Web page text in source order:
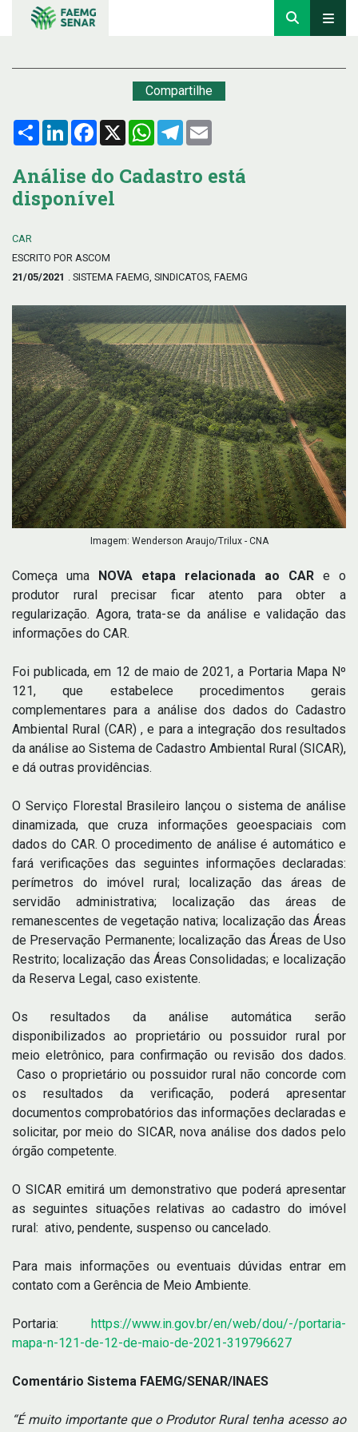
Compartilhe
Compartilhar
LinkedInFacebook
X WhatsApp
Telegram
Análise do Cadastro está
disponível
CAR
ESCRITO POR ASCOM
21/05/2021 . SISTEMA FAEMG, SINDICATOS, FAEMG
Imagem: Wenderson Araujo/Trilux - CNA
Começa uma NOVA etapa relacionada ao CAR e o
produtor rural precisar ficar atento para obter a
regularização. Agora, trata-se da análise e validação das
informações do CAR.
Foi publicada, em 12 de maio de 2021, a Portaria Mapa Nº
121, que estabelece procedimentos gerais
complementares para a análise dos dados do Cadastro
Ambiental Rural (CAR) , e para a integração dos resultados
da análise ao Sistema de Cadastro Ambiental Rural (SICAR),
e dá outras providências.
O Serviço Florestal Brasileiro lançou o sistema de análise
dinamizada, que cruza informações geoespaciais com
dados do CAR. O procedimento de análise é automático e
fará verificações das seguintes informações declaradas:
perímetros do imóvel rural; localização das áreas de
servidão administrativa; localização das áreas de
remanescentes de vegetação nativa; localização das Áreas
de Preservação Permanente; localização das Áreas de Uso
Restrito; localização das Áreas Consolidadas; e localização
da Reserva Legal, caso existente.
Os resultados da análise automática serão
disponibilizados ao proprietário ou possuidor rural por
meio eletrônico, para confirmação ou revisão dos dados.
Caso o proprietário ou possuidor rural não concorde com
os resultados da verificação, poderá apresentar
documentos comprobatórios das informações declaradas e
solicitar, por meio do SICAR, nova análise dos dados pelo
órgão competente.
O SICAR emitirá um demonstrativo que poderá apresentar
as seguintes situações relativas ao cadastro do imóvel
rural: ativo, pendente, suspenso ou cancelado.
Para mais informações ou eventuais dúvidas entrar em
contato com a Gerência de Meio Ambiente.
Portaria:
https://www.in.gov.br/en/web/dou/-/portaria-
mapa-n-121-de-12-de-maio-de-2021-319796627
Comentário Sistema FAEMG/SENAR/INAES
“É muito importante que o Produtor Rural tenha acesso ao